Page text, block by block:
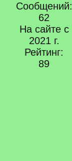
Сообщений:
62
На сайте с
2021 г.
Рейтинг:
89